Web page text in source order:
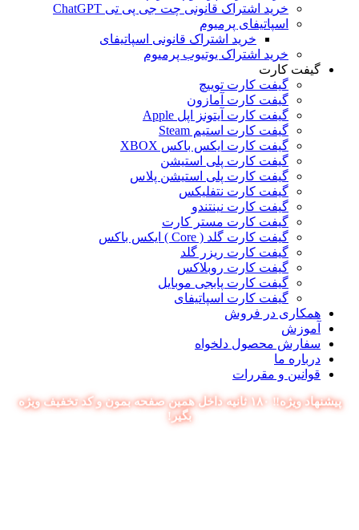
خرید اشتراک قانونی چت جی پی تی ChatGPT
اسپاتیفای پرمیوم
خرید اشتراک قانونی اسپاتیفای
خرید اشتراک یوتیوب پرمیوم
گیفت کارت
گیفت کارت توییچ
گیفت کارت آمازون
گیفت کارت آیتونز اپل Apple
گیفت کارت استیم Steam
گیفت کارت ایکس باکس XBOX
گیفت کارت پلی استیشن
گیفت کارت پلی استیشن پلاس
گیفت کارت نتفلیکس
گیفت کارت نینتندو
گیفت کارت مستر کارت
گیفت کارت گلد ( Core ) ایکس باکس
گیفت کارت ریزر گلد
گیفت کارت روبلاکس
گیفت کارت پابجی موبایل
گیفت کارت اسپاتیفای
همکاری در فروش
آموزش
سفارش محصول دلخواه
درباره ما
قوانین و مقررات
پیشنهاد ویژه‼️ ۱۸۰ ثانیه داخل همین صفحه بمون و کد تخفیف ویژه
بگیر!